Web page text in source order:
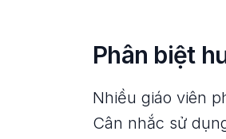
Phân biệt
Nhiều giáo viên
Cân nhắc sử